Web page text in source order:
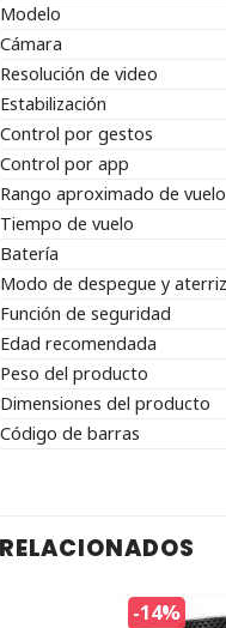
Modelo
Cámara
Resolución de video
Estabilización
Control por gestos
Control por app
Rango aproximado de vuelo
Tiempo de vuelo
Batería
Modo de despegue y
Función de seguridad
Edad recomendada
Peso del producto
Dimensiones del producto
Código de barras
-14%